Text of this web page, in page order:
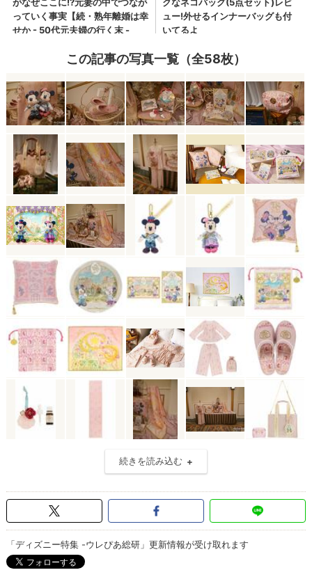
この記事の写真一覧（全58枚）
続きを読み込む
「ディズニー特集 -ウレぴあ総研」更新情報が受け取れます